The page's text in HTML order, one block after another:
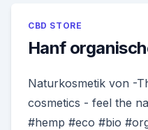
CBD STORE
Hanf
Naturkosmetik von -
cosmetics - feel the
#hemp #eco #bio